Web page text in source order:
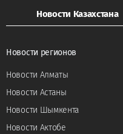
Новости Казахстана
Новости регионов
Новости Алматы
Новости Астаны
Новости Шымкента
Новости Актобе